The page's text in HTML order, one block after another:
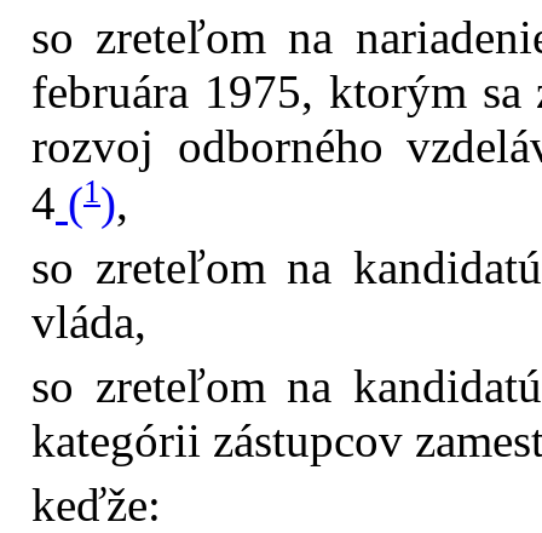
so zreteľom na
februára 1975, ktorým
rozvoj odborného
4 (1),
so zreteľom na
vláda,
so zreteľom na
kategórii zástupcov
keďže: